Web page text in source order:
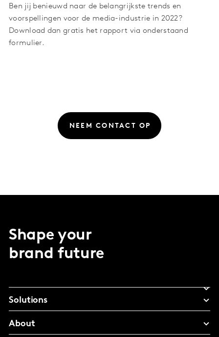
Ben jij benieuwd naar de belangrijkste trends en
voorspellingen voor de media-industrie in 2022?
Download dan gratis het rapport via onderstaand
formulier.
NEEM CONTACT OP
Shape your
brand future
Solutions
About